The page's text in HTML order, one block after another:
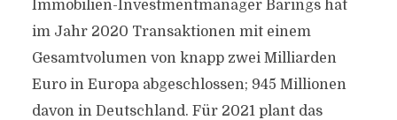
Immobilien-Investmentmanager Barings hat
im Jahr 2020 Transaktionen mit einem
Gesamtvolumen von knapp zwei Milliarden
Euro in Europa abgeschlossen; 945 Millionen
davon in Deutschland. Für 2021 plant das